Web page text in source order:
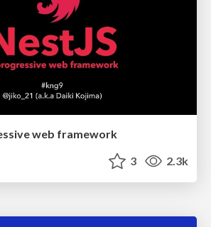
web framework
3 2.3k